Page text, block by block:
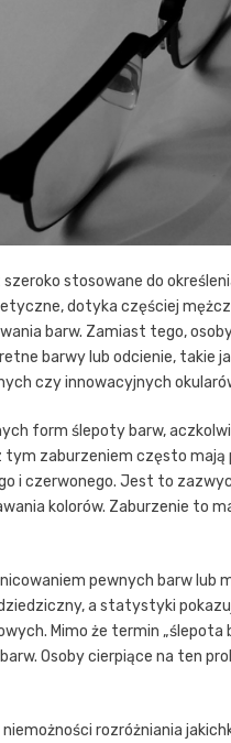
stosowane do
dotyka częściej
barw. Zamiast tego,
barwy lub odcienie, takie
czy innowacyjnych
form ślepoty barw,
tym zaburzeniem często
i czerwonego. Jest to
kolorów. Zaburzenie to
pewnych barw lub
a statystyki
Mimo że termin „ślepota
Osoby cierpiące na ten
rozróżniania